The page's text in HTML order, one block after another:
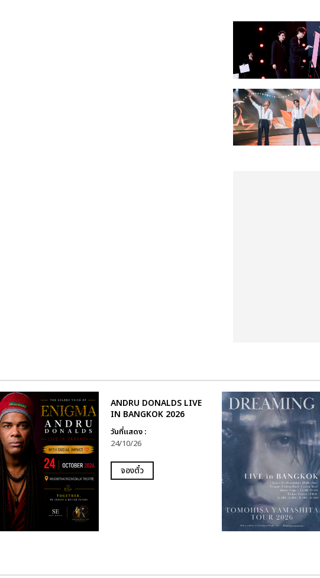
ANDRU DONALDS LIVE
IN BANGKOK 2026
วันที่แสดง :
24/10/26
จองตั๋ว